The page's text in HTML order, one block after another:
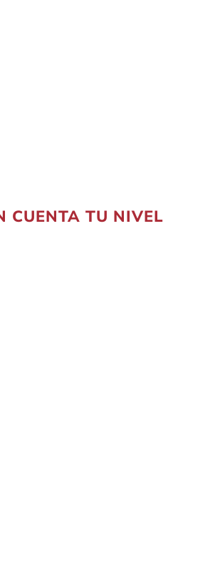
CUENTA TU NIVEL